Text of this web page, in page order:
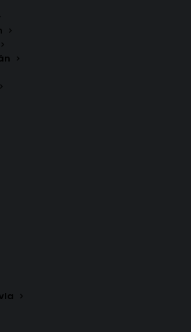
i
storlekar: 50×70 cm, 40×50 cm,
cm.
kommun
KÖPTE ÄVEN